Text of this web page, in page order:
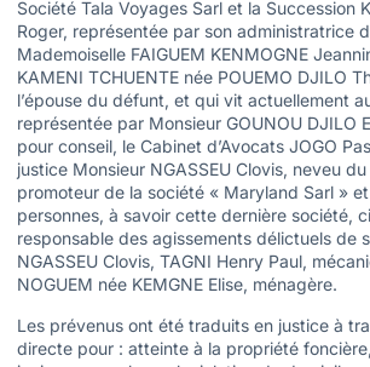
Société Tala Voyages Sarl et la Succession
Roger, représentée par son administratrice
Mademoiselle FAIGUEM KENMOGNE
KAMENI TCHUENTE née POUEMO DJILO
l’épouse du défunt, et qui vit actuellement
représentée par Monsieur GOUNOU DJILO
pour conseil, le Cabinet d’Avocats JOGO
justice Monsieur NGASSEU Clovis, neveu
promoteur de la société « Maryland Sarl »
personnes, à savoir cette dernière société,
responsable des agissements délictuels de
NGASSEU Clovis, TAGNI Henry Paul,
NOGUEM née KEMGNE Elise, ménagère.
Les prévenus ont été traduits en justice à
directe pour : atteinte à la propriété